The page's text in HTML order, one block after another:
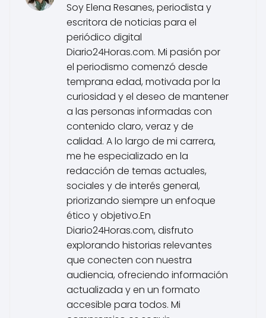
Soy Elena Resanes, periodista y
escritora de noticias para el
periódico digital
Diario24Horas.com. Mi pasión por
el periodismo comenzó desde
temprana edad, motivada por la
curiosidad y el deseo de mantener
a las personas informadas con
contenido claro, veraz y de
calidad. A lo largo de mi carrera,
me he especializado en la
redacción de temas actuales,
sociales y de interés general,
priorizando siempre un enfoque
ético y objetivo.En
Diario24Horas.com, disfruto
explorando historias relevantes
que conecten con nuestra
audiencia, ofreciendo información
actualizada y en un formato
accesible para todos. Mi